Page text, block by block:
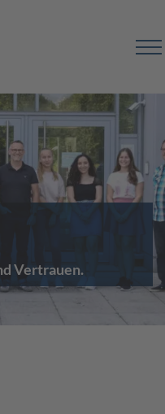
Vertrauen.